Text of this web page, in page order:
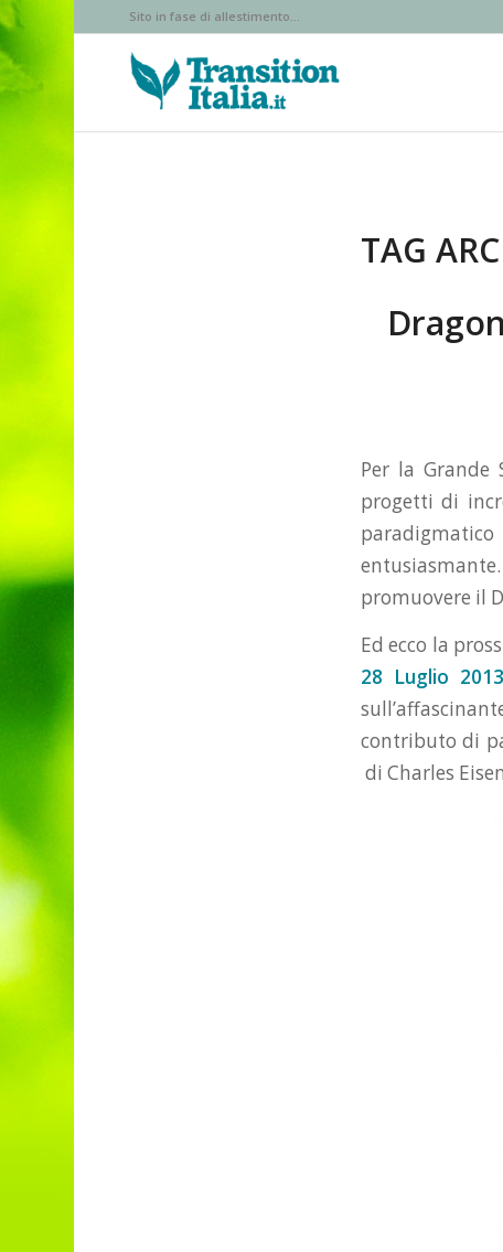
Sito in fase di allestimento...
TAG
Per la Grande
progetti di
promuovere il
Ed ecco la
28 Luglio 2013
contributo di
di Charles